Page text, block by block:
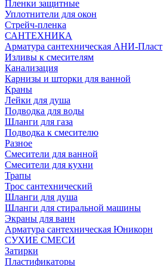
Пленки защитные
Уплотнители для окон
Стрейч-пленка
САНТЕХНИКА
Арматура сантехническая АНИ-Пласт
Изливы к смесителям
Канализация
Карнизы и шторки для ванной
Краны
Лейки для душа
Подводка для воды
Шланги для газа
Подводка к смесителю
Разное
Смесители для ванной
Смесители для кухни
Трапы
Трос сантехнический
Шланги для душа
Шланги для стиральной машины
Экраны для ванн
Арматура сантехническая Юникорн
СУХИЕ СМЕСИ
Затирки
Пластификаторы